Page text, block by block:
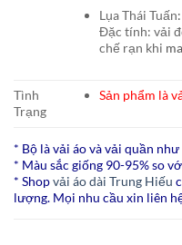
Lụa Thái Tuấn
Đặc tính: vải
chế rạn khi
Tình
Trạng
Sản phẩm là
* Bộ là vải áo và vải quần như
* Màu sắc giống 90-95% so
* Shopvải áo dài Trung Hiếu
lượng. Mọi nhu cầu xin liên